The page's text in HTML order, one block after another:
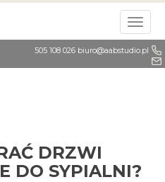
505 108 026 biuro@aabstudio.pl
DRZWI
DO SYPIALNI?